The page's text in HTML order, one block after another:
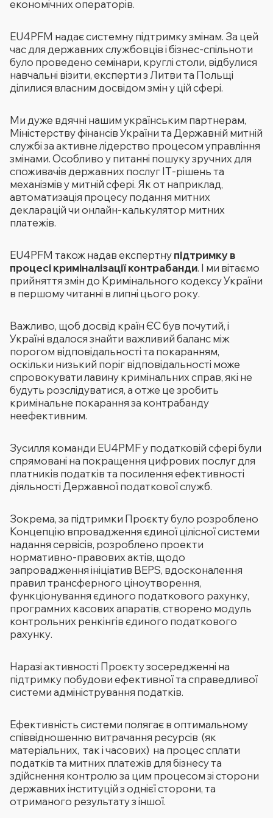
економічних операторів.
EU4PFM надає системну підтримку змінам. За цей
час для державних службовців і бізнес-спільноти
було проведено семінари, круглі столи, відбулися
навчальні візити, експерти з Литви та Польщі
ділилися власним досвідом змін у цій сфері.
Ми дуже вдячні нашим українським партнерам,
Міністерству фінансів України та Державній митній
службі за активне лідерство процесом управління
змінами. Особливо у питанні пошуку зручних для
споживачів державних послуг ІТ-рішень та
механізмів у митній сфері. Як от наприклад,
автоматизація процесу подання митних
декларацій чи онлайн-калькулятор митних
платежів.
EU4PFM також надав експертнупідтримку в
процесі криміналізації контрабанди. І ми вітаємо
прийняття змін до Кримінального кодексу України
в першому читанні в липні цього року.
Важливо, щоб досвід країн ЄС був почутий, і
Україні вдалося знайти важливий баланс між
порогом відповідальності та покаранням,
оскільки низький поріг відповідальності може
спровокувати лавину кримінальних справ, які не
будуть розслідуватися, а отже це зробить
кримінальне покарання за контрабанду
неефективним.
Зусилля команди EU4PMF у податковій сфері були
спрямовані на покращення цифрових послуг для
платників податків та посилення ефективності
діяльності Державної податкової служб.
Зокрема, за підтримки Проєкту було розроблено
Концепцію впровадження єдиної цілісної системи
надання сервісів, розроблено проекти
нормативно-правових актів, щодо
запровадження ініціатив BEPS, вдосконалення
правил трансферного ціноутворення,
функціонування єдиного податкового рахунку,
програмних касових апаратів, створено модуль
контрольних ренкінгів єдиного податкового
рахунку.
Наразі активності Проєкту зосередженні на
підтримку побудови ефективної та справедливої
системи адміністрування податків.
Ефективність системи полягає в оптимальному
співвідношенню витрачання ресурсів (як
матеріальних, так і часових) на процес сплати
податків та митних платежів для бізнесу та
здійснення контролю за цим процесом зі сторони
державних інституцій з однієї сторони, та
отриманого результату з іншої.